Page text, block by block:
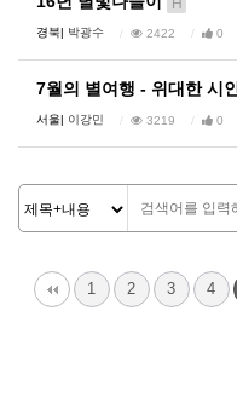
경북| 박광수 2422 0
7월의 별여행 - 위대한 시인
서울| 이강민 3219 0
1 2 3 4